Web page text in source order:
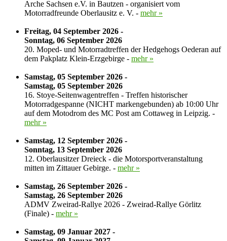
Arche Sachsen e.V. in Bautzen - organisiert vom
Motorradfreunde Oberlausitz e. V. - mehr »
Freitag, 04 September 2026 -
Sonntag, 06 September 2026
20. Moped- und Motorradtreffen der Hedgehogs Oederan auf
dem Pakplatz Klein-Erzgebirge - mehr »
Samstag, 05 September 2026 -
Samstag, 05 September 2026
16. Stoye-Seitenwagentreffen - Treffen historischer
Motorradgespanne (NICHT markengebunden) ab 10:00 Uhr
auf dem Motodrom des MC Post am Cottaweg in Leipzig. -
mehr »
Samstag, 12 September 2026 -
Sonntag, 13 September 2026
12. Oberlausitzer Dreieck - die Motorsportveranstaltung
mitten im Zittauer Gebirge. - mehr »
Samstag, 26 September 2026 -
Samstag, 26 September 2026
ADMV Zweirad-Rallye 2026 - Zweirad-Rallye Görlitz
(Finale) - mehr »
Samstag, 09 Januar 2027 -